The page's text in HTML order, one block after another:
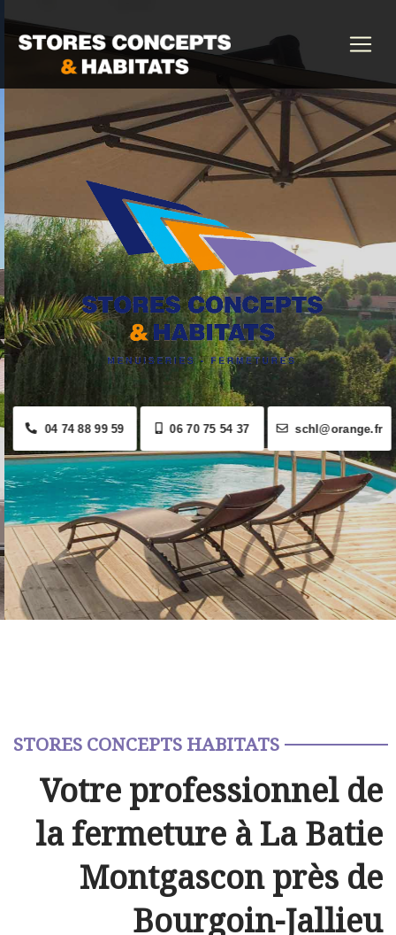
04 74 88 99 59 06 70 75 54 37 schl@orange.fr
STORES CONCEPTS HABITATS
Votre professionnel de
la fermeture à La Batie
Montgascon près de
Bourgoin-Jallieu